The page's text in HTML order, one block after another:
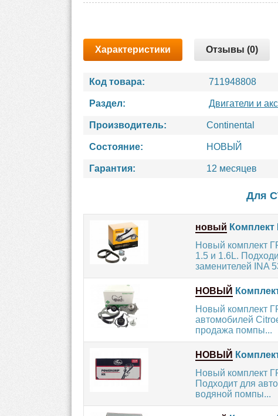
Характеристики Отзывы (0)
Код товара: 711948808
Раздел: Двигатели и
Производитель: Continental
Состояние: НОВЫЙ
Гарантия: 12 месяцев
Для
новый
Новый комплект
1.5 и 1.6L.
заменителей INA
НОВЫЙ
Новый комплект
автомобилей
продажа помпы...
НОВЫЙ
Новый комплект
Подходит для
водяной помпы...